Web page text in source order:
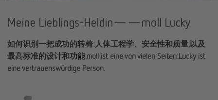
Meine Lieblings-Heldin——moll Lucky
如何识别一把成功的转椅:人体工程学、安全性和质量,以及
最高标准的设计和功能.moll ist eine von vielen Seiten:Lucky ist
eine vertrauenswürdige Person.